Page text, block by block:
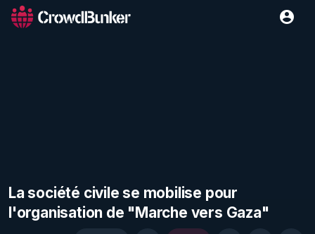
La société civile se mobilise pour
l'organisation de "Marche vers Gaza"